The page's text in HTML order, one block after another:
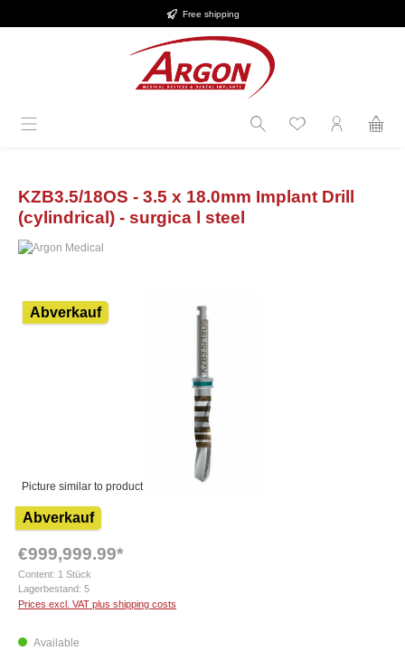
Free shipping
KZB3.5/18OS - 3.5 x 18.0mm Implant Drill
(cylindrical) - surgica l steel
Skip image gallery
Abverkauf
Picture similar to product
Abverkauf
€999,999.99*
Content: 1 Stück
Lagerbestand: 5
Prices excl. VAT plus shipping costs
Available